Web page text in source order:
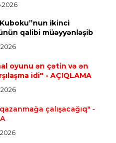
açıqlama- “Hələ
“Çelsi” Premyer
futbolçusunu
ikinci
qalibi müəyyənləşib
oyunu ən çətin və ən
idi" - AÇIQLAMA
çalışacağıq" -